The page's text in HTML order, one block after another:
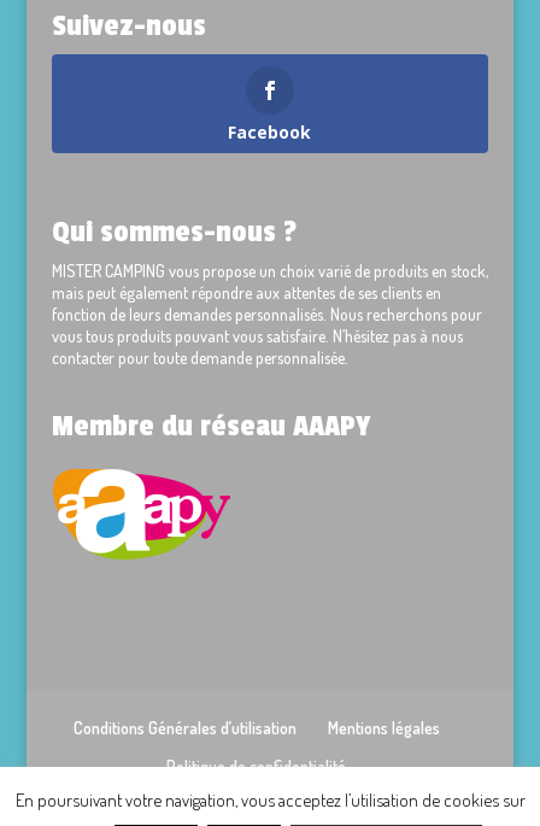
Suivez-nous
Facebook
Qui sommes-nous ?
MISTER CAMPING vous propose un choix varié de produits en stock,
mais peut également répondre aux attentes de ses clients en
fonction de leurs demandes personnalisés. Nous recherchons pour
vous tous produits pouvant vous satisfaire. N’hésitez pas à nous
contacter pour toute demande personnalisée.
Membre du réseau AAAPY
Conditions Générales d’utilisation
Mentions légales
Politique de confidentialité
En poursuivant votre navigation, vous acceptez l’utilisation de cookies sur